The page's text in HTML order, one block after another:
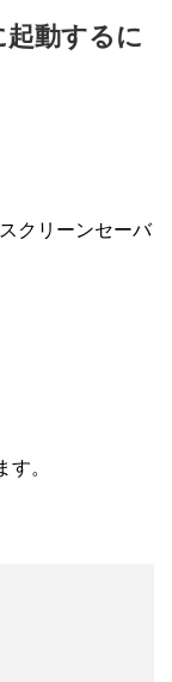
動するに
クリーンセーバ
す。